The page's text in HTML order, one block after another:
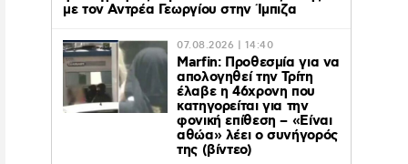
με τον Αντρέα Γεωργίου στην Ίμπιζα
07.08.2026 | 14:40
Marfin: Προθεσμία για να
απολογηθεί την Τρίτη
έλαβε η 46χρονη που
κατηγορείται για την
φονική επίθεση – «Είναι
αθώα» λέει ο συνήγορός
της (βίντεο)